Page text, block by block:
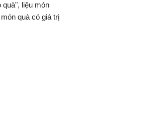
liệu món
quà có giá trị